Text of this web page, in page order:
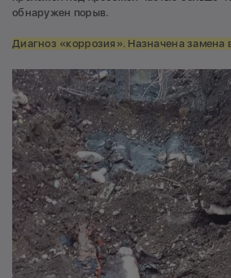
обнаружен порыв.
Диагноз «коррозия». Назначена замена